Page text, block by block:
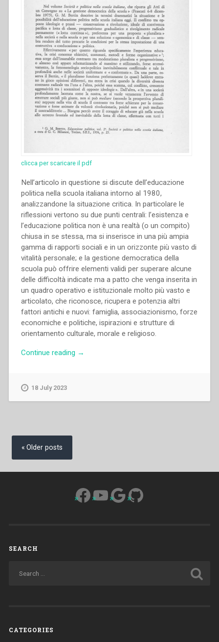
clicca per scaricare il pdf
Nell’articolo in questione si discute dell’educazione
politica nella scuola italiana intorno al 1980,
analizzandone la situazione critica. In particolare le
riflessioni vertono su due punti centrali: l’esistenza e
l’educazione politica non è una realtà (o un compito)
chiusa in se stessa, ma si inserisce in una più ampia
gamma di rapporti sociali e in un orizzonte più vasto di
vitalità personale; e la gestione democratica della
scuola può offrire elementi validi per superare alcune
delle difficoltà indicate ma a patto che venga inserita in
un quadro operativo e istituzionale molto più vasto e
articolato, che riconosce, ricupera e potenzia altri
fattori antichi e nuovi: famiglia, associazionismo, forze
economiche e politiche, ispirazioni e strutture di
orientamento culturale, morale e religioso.
Continue reading “Pietro
→
18 July 2023
Posts
navigation
Older posts
Facebook
YouTube
Google
GitHub
SEARCH
CATEGORIES